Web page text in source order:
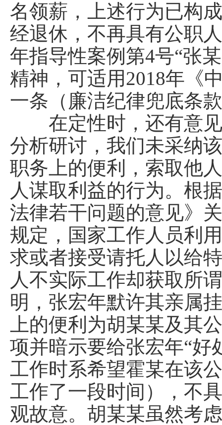
名领薪，上述行为已构
经退休，不再具有公职
年指导性案例第4号“张
精神，可适用2018年《
一条（廉洁纪律兜底条
在定性时，还有意见
分析研讨，我们未采纳
职务上的便利，索取他
人谋取利益的行为。根
法律若干问题的意见》
规定，国家工作人员利
求或者接受请托人以给
人不实际工作却获取所
明，张宏年默许其亲属
上的便利为胡某某及其
项并暗示要给张宏年“好
工作时系希望霍某在该
工作了一段时间），不
观故意。胡某某虽然考